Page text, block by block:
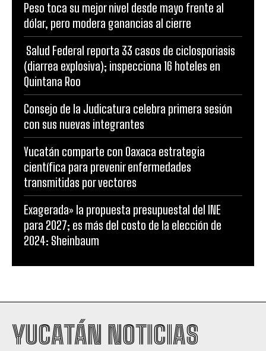
Peso toca su mejor nivel desde mayo frente al
dólar, pero modera ganancias al cierre
Salud Federal reporta 33 casos de ciclosporiasis
(diarrea explosiva); inspecciona 16 hoteles en
Quintana Roo
Consejo de la Judicatura celebra primera sesión
con sus nuevas integrantes
Yucatán comparte con Oaxaca estrategia
científica para prevenir enfermedades
transmitidas por vectores
Exagerada» la propuesta presupuestal del INE
para 2027; es más del costo de la elección de
2024: Sheinbaum
YUCATÁN NOTICIAS